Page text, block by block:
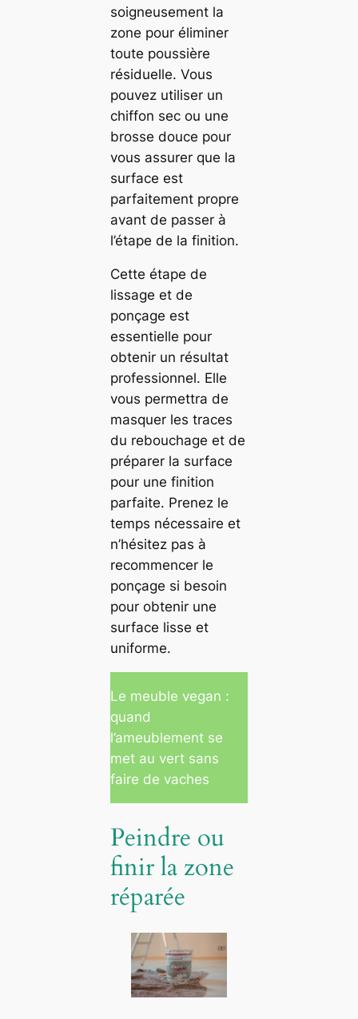
soigneusement la
zone pour éliminer
toute poussière
résiduelle. Vous
pouvez utiliser un
chiffon sec ou une
brosse douce pour
vous assurer que la
surface est
parfaitement propre
avant de passer à
l’étape de la finition.
Cette étape de
lissage et de
ponçage est
essentielle pour
obtenir un résultat
professionnel. Elle
vous permettra de
masquer les traces
du rebouchage et de
préparer la surface
pour une finition
parfaite. Prenez le
temps nécessaire et
n’hésitez pas à
recommencer le
ponçage si besoin
pour obtenir une
surface lisse et
uniforme.
Le meuble vegan :
quand
l’ameublement se
met au vert sans
faire de vaches
Peindre ou
finir la zone
réparée